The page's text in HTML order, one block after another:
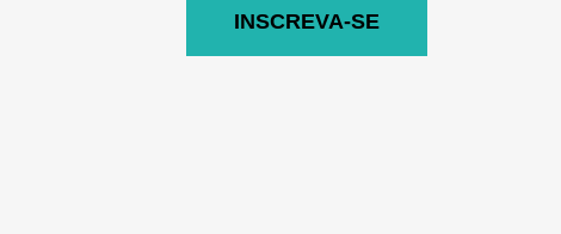
INSCREVA-SE